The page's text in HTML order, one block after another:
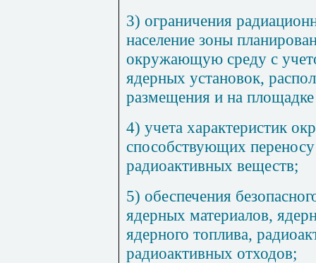
3) ограничения
население зоны
окружающую среду с
ядерных установок,
размещения и на
4) учета характеристик
способствующих
радиоактивных веществ;
5) обеспечения
ядерных материалов,
ядерного топлива,
радиоактивных отходов;